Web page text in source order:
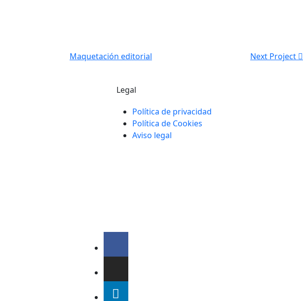
Maquetación editorial Next Project
Legal
Política de privacidad
Política de Cookies
Aviso legal